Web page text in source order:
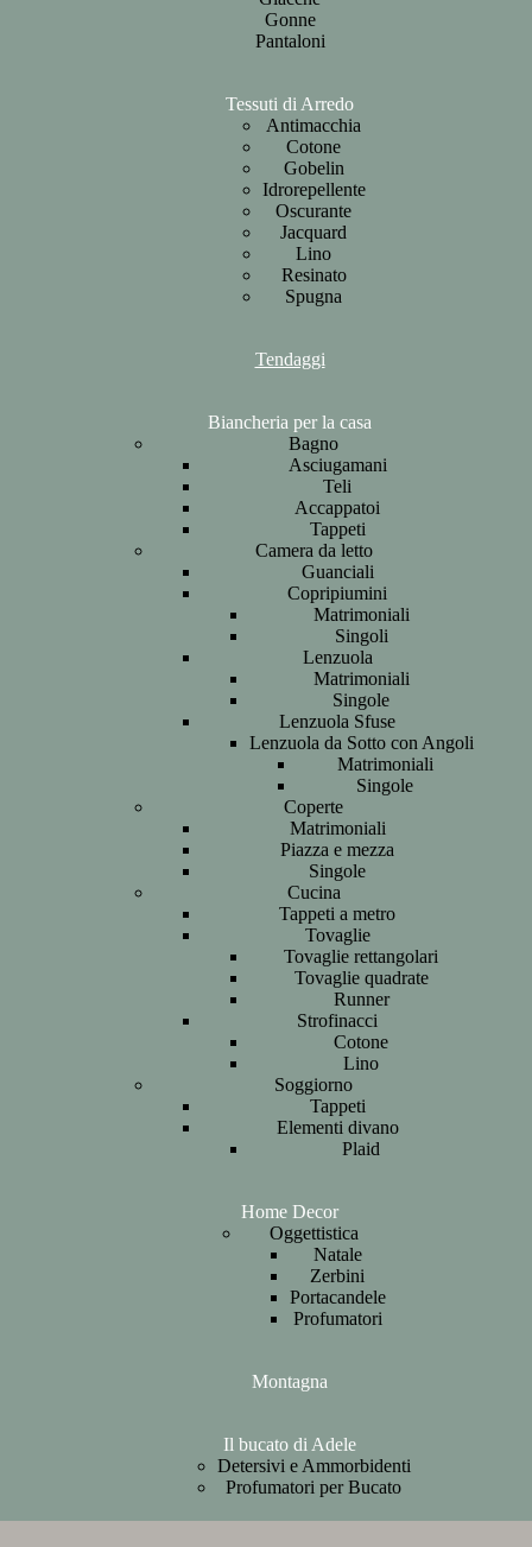
Gonne
Pantaloni
Tessuti di Arredo
Antimacchia
Cotone
Gobelin
Idrorepellente
Oscurante
Jacquard
Lino
Resinato
Spugna
Tendaggi
Biancheria per la casa
Bagno
Asciugamani
Teli
Accappatoi
Tappeti
Camera da letto
Guanciali
Copripiumini
Matrimoniali
Singoli
Lenzuola
Matrimoniali
Singole
Lenzuola Sfuse
Lenzuola da Sotto con Angoli
Matrimoniali
Singole
Coperte
Matrimoniali
Piazza e mezza
Singole
Cucina
Tappeti a metro
Tovaglie
Tovaglie rettangolari
Tovaglie quadrate
Runner
Strofinacci
Cotone
Lino
Soggiorno
Tappeti
Elementi divano
Plaid
Home Decor
Oggettistica
Natale
Zerbini
Portacandele
Profumatori
Montagna
Il bucato di Adele
Detersivi e Ammorbidenti
Profumatori per Bucato